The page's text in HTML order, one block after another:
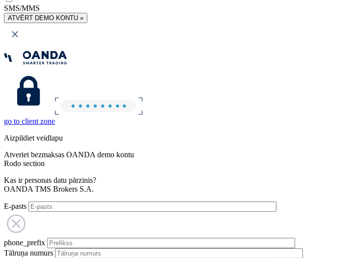
SMS/MMS
ATVĒRT DEMO KONTU »
go to client zone
Aizpildiet veidlapu
Atveriet bezmaksas OANDA demo kontu
Rodo section
Kas ir personas datu pārzinis?
OANDA TMS Brokers S.A.
E-pasts
phone_prefix
Tālruņa numurs